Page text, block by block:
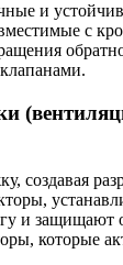
и
с
создавая
и защищают
которые